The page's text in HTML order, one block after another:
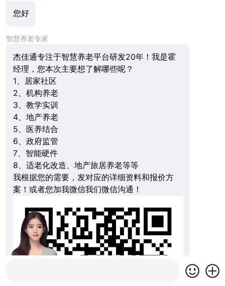
您好
智慧养老专家
杰佳通专注于智慧养老平台研发20年！我是霍
经理，您本次主要想了解哪些呢？
1、居家社区
2、机构养老
3、教学实训
4、地产养老
5、医养结合
6、政府监管
7、智能硬件
8、适老化改造、地产旅居养老等等
我根据您的需要，发对应的详细资料和报价方
案！或者您加我微信我们微信沟通！